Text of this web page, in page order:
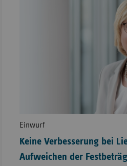
Einwurf
Keine Verbesserung bei
Aufweichen der